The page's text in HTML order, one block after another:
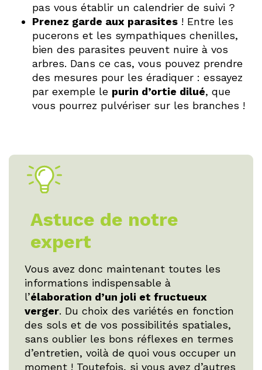
pas vous établir un calendrier de suivi ?
Prenez garde aux parasites ! Entre les
pucerons et les sympathiques chenilles,
bien des parasites peuvent nuire à vos
arbres. Dans ce cas, vous pouvez prendre
des mesures pour les éradiquer : essayez
par exemple le purin d’ortie dilué, que
vous pourrez pulvériser sur les branches !
Astuce de notre
expert
Vous avez donc maintenant toutes les
informations indispensable à
l’élaboration d’un joli et fructueux
verger. Du choix des variétés en fonction
des sols et de vos possibilités spatiales,
sans oublier les bons réflexes en termes
d’entretien, voilà de quoi vous occuper un
moment ! Toutefois, si vous avez d’autres